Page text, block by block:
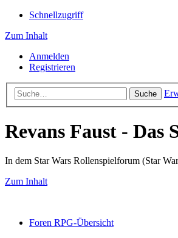
Schnellzugriff
Zum Inhalt
Anmelden
Registrieren
Suche
Revans Faust - Das
In dem Star Wars Rollenspielforum (Star
Zum Inhalt
Foren RPG-Übersicht